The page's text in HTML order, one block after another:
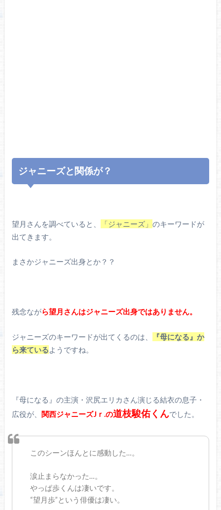
ジャニーズと関係が？
望月さんを調べていると、 「ジャニーズ」 のキーワードが
出てきます。
まさかジャニーズ出身とか？？
残念ながら望月さんはジャニーズ出身ではありません。
ジャニーズのキーワードが出てくるのは、
『母になる』か
ら来ているようですね。
『母になる』の主演・沢尻エリカさん演じる結衣の息子・
広役が、 関西ジャニーズJｒ.の道枝駿佑くんでした。
このシーンほんとに感動した…。
涙止まらなかった…。
やっぱ歩くんは凄いです。
“望月歩”という俳優は凄い。